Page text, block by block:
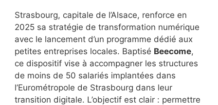
Strasbourg, capitale de l’Alsace, renforce en
2025 sa stratégie de transformation numérique
avec le lancement d’un programme dédié aux
petites entreprises locales. Baptisé Beecome,
ce dispositif vise à accompagner les structures
de moins de 50 salariés implantées dans
l’Eurométropole de Strasbourg dans leur
transition digitale. L’objectif est clair : permettre